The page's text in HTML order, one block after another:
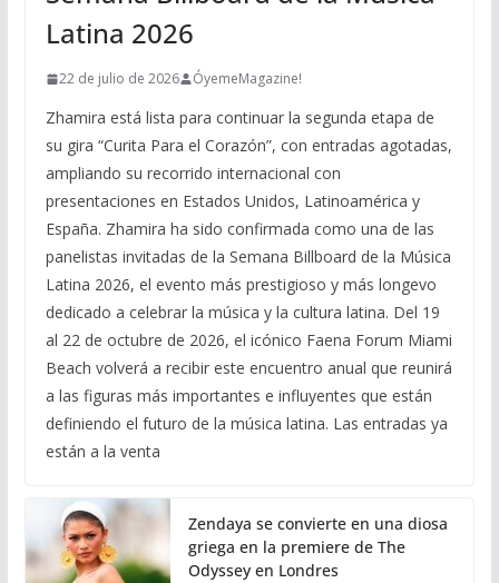
Latina 2026
22 de julio de 2026 ÓyemeMagazine!
Zhamira está lista para continuar la segunda etapa de
su gira “Curita Para el Corazón”, con entradas agotadas,
ampliando su recorrido internacional con
presentaciones en Estados Unidos, Latinoamérica y
España. Zhamira ha sido confirmada como una de las
panelistas invitadas de la Semana Billboard de la Música
Latina 2026, el evento más prestigioso y más longevo
dedicado a celebrar la música y la cultura latina. Del 19
al 22 de octubre de 2026, el icónico Faena Forum Miami
Beach volverá a recibir este encuentro anual que reunirá
a las figuras más importantes e influyentes que están
definiendo el futuro de la música latina. Las entradas ya
están a la venta
Zendaya se convierte en una diosa
griega en la premiere de The
Odyssey en Londres